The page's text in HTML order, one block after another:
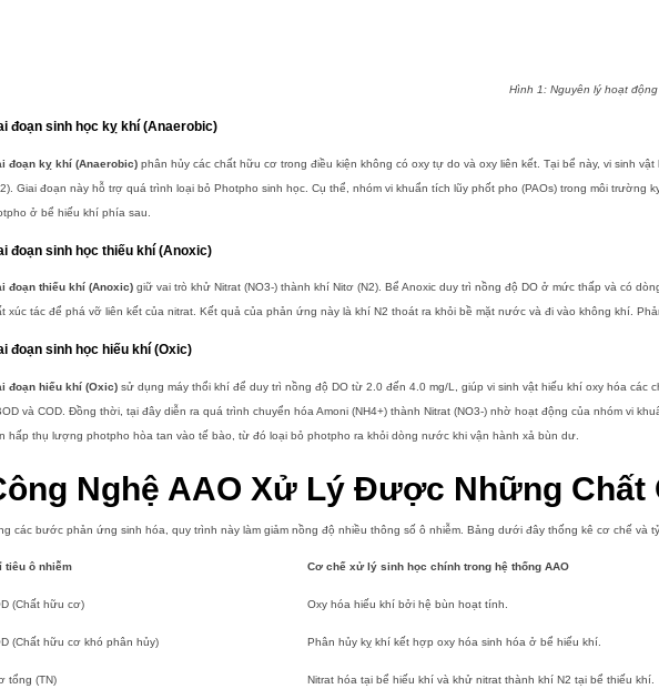
Hình 1: Nguyên lý hoạt
đoạn sinh học kỵ khí (Anaerobic)
đoạn kỵ khí (Anaerobic) phân hủy các chất hữu cơ trong điều kiện không có oxy tự do và oxy liên kết. Tại bể này, vi sinh
Giai đoạn này hỗ trợ quá trình loại bỏ Photpho sinh học. Cụ thể, nhóm vi khuẩn tích lũy phốt pho (PAOs) trong môi
ở bể hiếu khí phía sau.
đoạn sinh học thiếu khí (Anoxic)
đoạn thiếu khí (Anoxic) giữ vai trò khử Nitrat (NO3-) thành khí Nitơ (N2). Bể Anoxic duy trì nồng độ DO ở mức thấp và có
xúc tác để phá vỡ liên kết của nitrat. Kết quả của phản ứng này là khí N2 thoát ra khỏi bề mặt nước và đi vào không khí.
đoạn sinh học hiếu khí (Oxic)
đoạn hiếu khí (Oxic) sử dụng máy thổi khí để duy trì nồng độ DO từ 2.0 đến 4.0 mg/L, giúp vi sinh vật hiếu khí oxy hóa
và COD. Đồng thời, tại đây diễn ra quá trình chuyển hóa Amoni (NH4+) thành Nitrat (NO3-) nhờ hoạt động của nhóm vi
hấp thụ lượng photpho hòa tan vào tế bào, từ đó loại bỏ photpho ra khỏi dòng nước khi vận hành xả bùn dư.
Nghệ AAO Xử Lý Được Những Chất
các bước phản ứng sinh hóa, quy trình này làm giảm nồng độ nhiều thông số ô nhiễm. Bảng dưới đây thống kê cơ chế và
tiêu ô nhiễm Cơ chế xử lý sinh học chính trong hệ thống AAO
(Chất hữu cơ) Oxy hóa hiếu khí bởi hệ bùn hoạt tính.
(Chất hữu cơ khó phân hủy) Phân hủy kỵ khí kết hợp oxy hóa sinh hóa ở bể hiếu khí.
tổng (TN) Nitrat hóa tại bể hiếu khí và khử nitrat thành khí N2 tại bể thiếu khí.